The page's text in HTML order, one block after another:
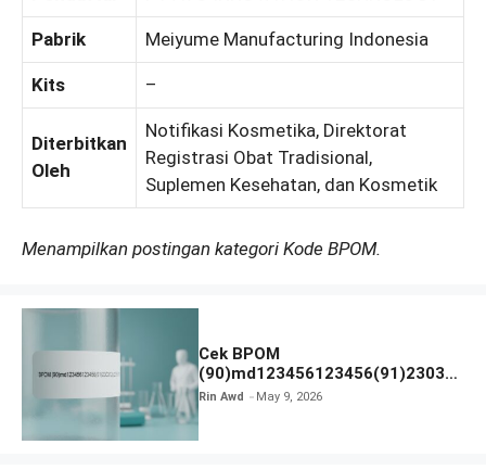
Pabrik Meiyume Manufacturing Indonesia
Kits –
Diterbitkan
Oleh
Notifikasi Kosmetika, Direktorat
Registrasi Obat Tradisional,
Suplemen Kesehatan, dan Kosmetik
Menampilkan postingan kategori Kode BPOM.
Cek BPOM
(90)md123456123456(91)23031
2 Apakah Terdaftar?
Rin Awd May 9, 2026